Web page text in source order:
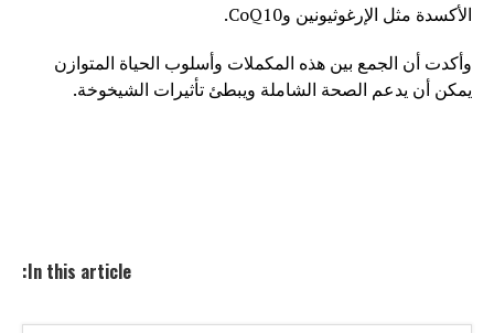
الأكسدة مثل الإرغوثيونين وCoQ10.
وأكدت أن الجمع بين هذه المكملات وأسلوب الحياة المتوازن
يمكن أن يدعم الصحة الشاملة ويبطئ تأثيرات الشيخوخة.
In this article: